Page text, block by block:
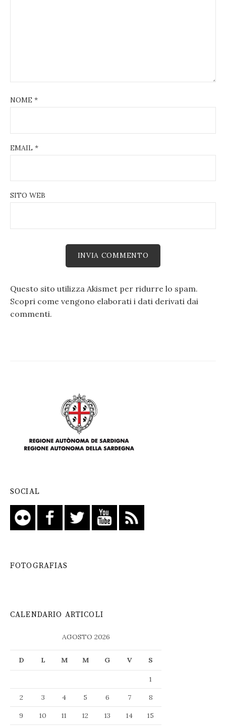
NOME *
EMAIL *
SITO WEB
Questo sito utilizza Akismet per ridurre lo spam.
Scopri come vengono elaborati i dati derivati dai
commenti.
SOCIAL
FOTOGRAFIAS
CALENDARIO ARTICOLI
AGOSTO 2026
D L M M G V S
1
2
3 4 5 6 7
8
9
10 11 12 13 14
15